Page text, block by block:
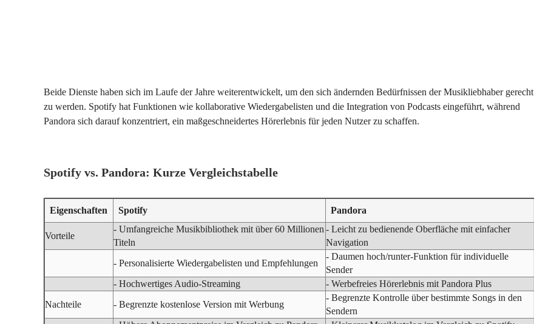
Beide Dienste haben sich im Laufe der Jahre weiterentwickelt, um den sich ändernden Bedürfnissen der Musikliebhaber gerecht
zu werden. Spotify hat Funktionen wie kollaborative Wiedergabelisten und die Integration von Podcasts eingeführt, während
Pandora sich darauf konzentriert, ein maßgeschneidertes Hörerlebnis für jeden Nutzer zu schaffen.
Spotify vs. Pandora: Kurze Vergleichstabelle
Eigenschaften Spotify Pandora
Vorteile
- Umfangreiche Musikbibliothek mit über 60 Millionen
Titeln
- Leicht zu bedienende Oberfläche mit einfacher
Navigation
- Personalisierte Wiedergabelisten und Empfehlungen
- Daumen hoch/runter-Funktion für individuelle
Sender
- Hochwertiges Audio-Streaming
- Werbefreies Hörerlebnis mit Pandora Plus
Nachteile
- Begrenzte kostenlose Version mit Werbung
- Begrenzte Kontrolle über bestimmte Songs in den
Sendern